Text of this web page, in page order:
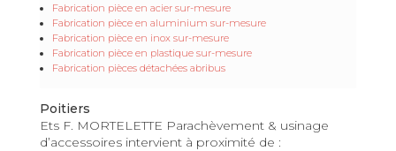
Fabrication pièce en acier sur-mesure
Fabrication pièce en aluminium sur-mesure
Fabrication pièce en inox sur-mesure
Fabrication pièce en plastique sur-mesure
Fabrication pièces détachées abribus
Poitiers
Ets F. MORTELETTE Parachèvement & usinage
d’accessoires intervient à proximité de :